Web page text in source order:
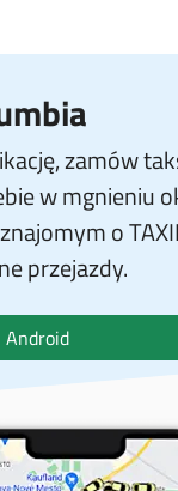
zamów
w mgnieniu
o
przejazdy.
Android